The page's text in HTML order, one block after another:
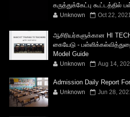
கருத்துக்கேட்பு கூட்டத்தில்
Unknown Oct 22,
ஆசிரியர்களுக்கான HI
கையேடு -
Model Guide
Unknown Aug 14,
Admission Daily Report
Unknown Jun 28,